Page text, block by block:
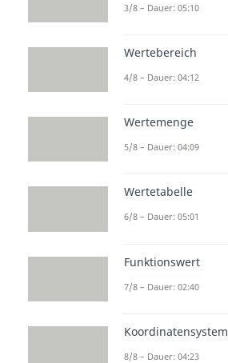
3/8 – Dauer: 05:10
Wertebereich
4/8 – Dauer: 04:12
Wertemenge
5/8 – Dauer: 04:09
Wertetabelle
6/8 – Dauer: 05:01
Funktionswert
7/8 – Dauer: 02:40
Koordinatensystem
8/8 – Dauer: 04:23